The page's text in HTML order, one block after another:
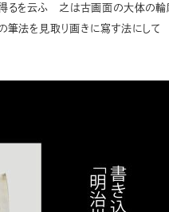
を云ふ 之は古画面の大体の輪
筆法を見取り画きに寫す法にし